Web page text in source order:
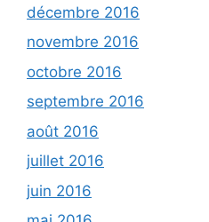
décembre 2016
novembre 2016
octobre 2016
septembre 2016
août 2016
juillet 2016
juin 2016